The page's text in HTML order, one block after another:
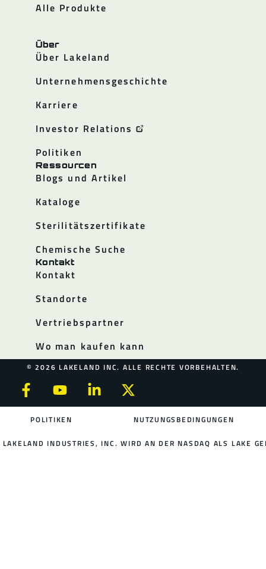
Alle Produkte
Über
Über Lakeland
Unternehmensgeschichte
Karriere
Investor Relations
Politiken
Ressourcen
Blogs und Artikel
Kataloge
Sterilitätszertifikate
Chemische Suche
Kontakt
Kontakt
Standorte
Vertriebspartner
Wo man kaufen kann
© 2026 LAKELAND INC. ALLE RECHTE VORBEHALTEN.
POLITIKEN NUTZUNGSBEDINGUNGEN
LAKELAND INDUSTRIES, INC. WIRD AN DER NASDAQ ALS LAKE